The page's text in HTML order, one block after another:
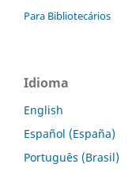
Para Bibliotecários
Idioma
English
Español (España)
Português (Brasil)